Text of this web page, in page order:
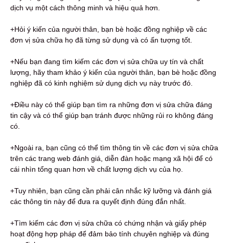
dịch vụ một cách thông minh và hiệu quả hơn.
+Hỏi ý kiến ​​của người thân, bạn bè hoặc đồng nghiệp về các
đơn vị sửa chữa họ đã từng sử dụng và có ấn tượng tốt.
+Nếu bạn đang tìm kiếm các đơn vị sửa chữa uy tín và chất
lượng, hãy tham khảo ý kiến ​​của người thân, bạn bè hoặc đồng
nghiệp đã có kinh nghiệm sử dụng dịch vụ này trước đó.
+Điều này có thể giúp bạn tìm ra những đơn vị sửa chữa đáng
tin cậy và có thể giúp bạn tránh được những rủi ro không đáng
có.
+Ngoài ra, bạn cũng có thể tìm thông tin về các đơn vị sửa chữa
trên các trang web đánh giá, diễn đàn hoặc mạng xã hội để có
cái nhìn tổng quan hơn về chất lượng dịch vụ của họ.
+Tuy nhiên, bạn cũng cần phải cân nhắc kỹ lưỡng và đánh giá
các thông tin này để đưa ra quyết định đúng đắn nhất.
+Tìm kiếm các đơn vị sửa chữa có chứng nhận và giấy phép
hoạt động hợp pháp để đảm bảo tính chuyên nghiệp và đúng